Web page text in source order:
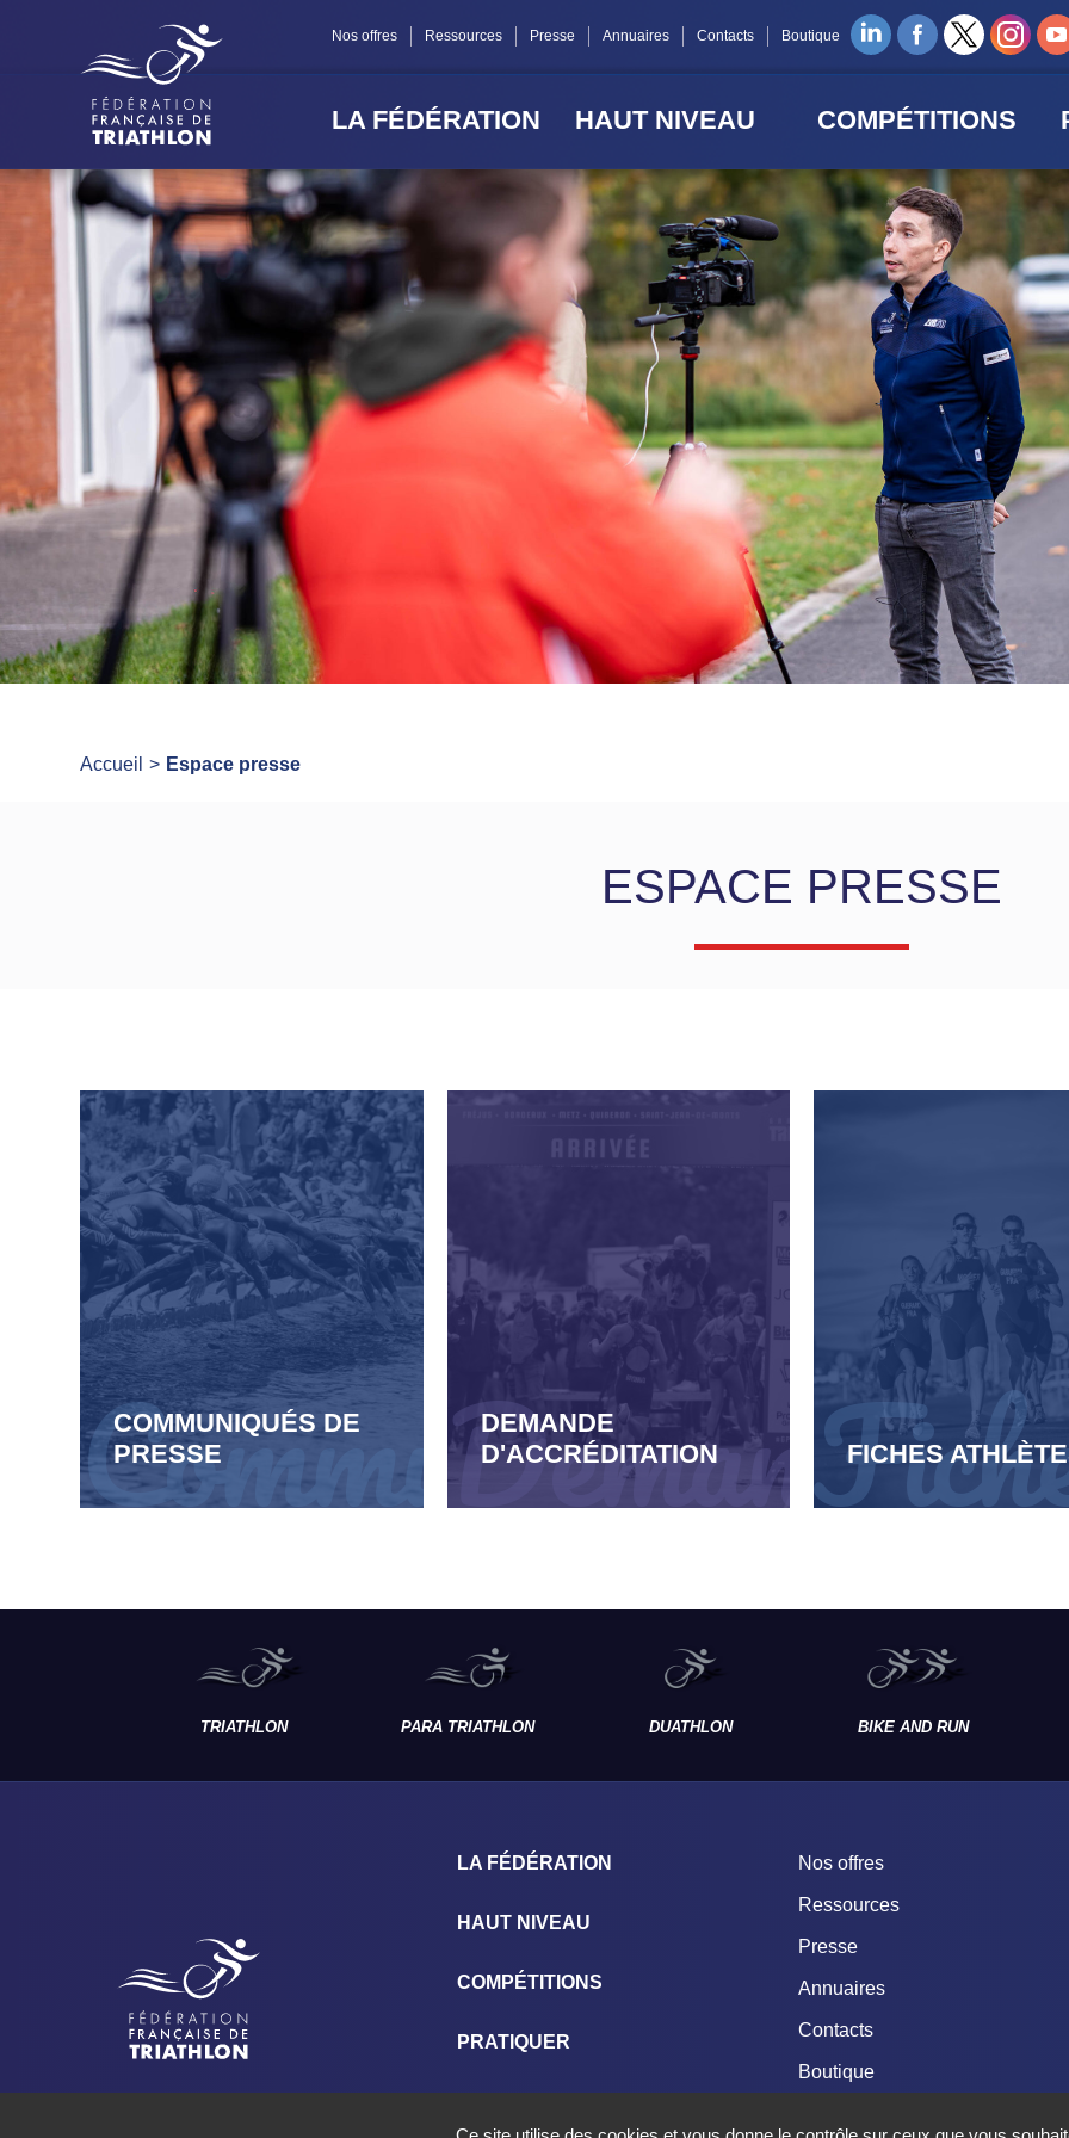
Nos offres Ressources Presse Annuaires Contacts Boutique
LA FÉDÉRATION HAUT NIVEAU COMPÉTITIONS
Accueil Espace presse
ESPACE PRESSE
COMMUNIQUÉS DE
PRESSE
DEMANDE
D'ACCRÉDITATION
FICHES
TRIATHLON PARA TRIATHLON DUATHLON BIKE AND RUN
LA FÉDÉRATION
HAUT NIVEAU
COMPÉTITIONS
PRATIQUER
Nos offres
Ressources
Presse
Annuaires
Contacts
Boutique
Panneau de gestion des cookies